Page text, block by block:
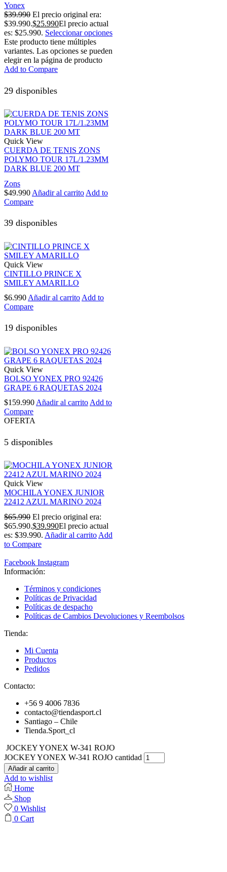
Yonex
$39.990 El precio original era:
$39.990.$25.990El precio actual
es: $25.990. Seleccionar opciones
Este producto tiene múltiples
variantes. Las opciones se pueden
elegir en la página de producto
Add to Compare
29 disponibles
Quick View
CUERDA DE TENIS ZONS
POLYMO TOUR 17L/1.23MM
DARK BLUE 200 MT
Zons
$49.990 Añadir al carrito Add to
Compare
39 disponibles
Quick View
CINTILLO PRINCE X
SMILEY AMARILLO
$6.990 Añadir al carrito Add to
Compare
19 disponibles
Quick View
BOLSO YONEX PRO 92426
GRAPE 6 RAQUETAS 2024
$159.990 Añadir al carrito Add to
Compare
OFERTA
5 disponibles
Quick View
MOCHILA YONEX JUNIOR
22412 AZUL MARINO 2024
$65.990 El precio original era:
$65.990.$39.990El precio actual
es: $39.990. Añadir al carrito Add
to Compare
Facebook Instagram
Información:
Términos y condiciones
Políticas de Privacidad
Políticas de despacho
Políticas de Cambios Devoluciones y Reembolsos
Tienda:
Mi Cuenta
Productos
Pedidos
Contacto:
+56 9 4006 7836
contacto@tiendasport.cl
Santiago – Chile
Tienda.Sport_cl
JOCKEY YONEX W-341 ROJO
JOCKEY YONEX W-341 ROJO cantidad
Añadir al carrito
Add to wishlist
Home
Shop
0 Wishlist
0 Cart